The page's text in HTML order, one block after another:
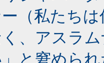
ー（私たち
く、アスラ
と窘めら